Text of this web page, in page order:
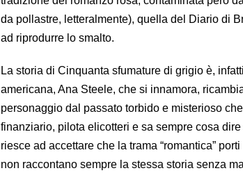
da pollastre, letteralmente), quella del Diario di
ad riprodurre lo smalto.
La storia di Cinquanta sfumature di grigio è,
americana, Ana Steele, che si innamora,
personaggio dal passato torbido e misterioso
finanziario, pilota elicotteri e sa sempre cosa
riesce ad accettare che la trama “romantica”
non raccontano sempre la stessa storia senza